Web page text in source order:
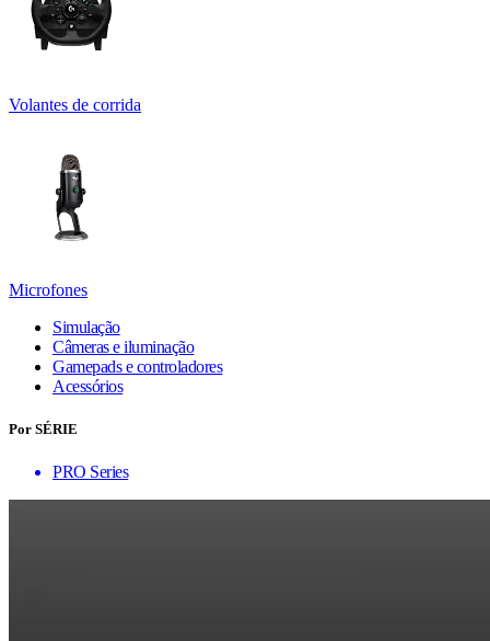
Volantes de corrida
Microfones
Simulação
Câmeras e iluminação
Gamepads e controladores
Acessórios
Por SÉRIE
PRO Series